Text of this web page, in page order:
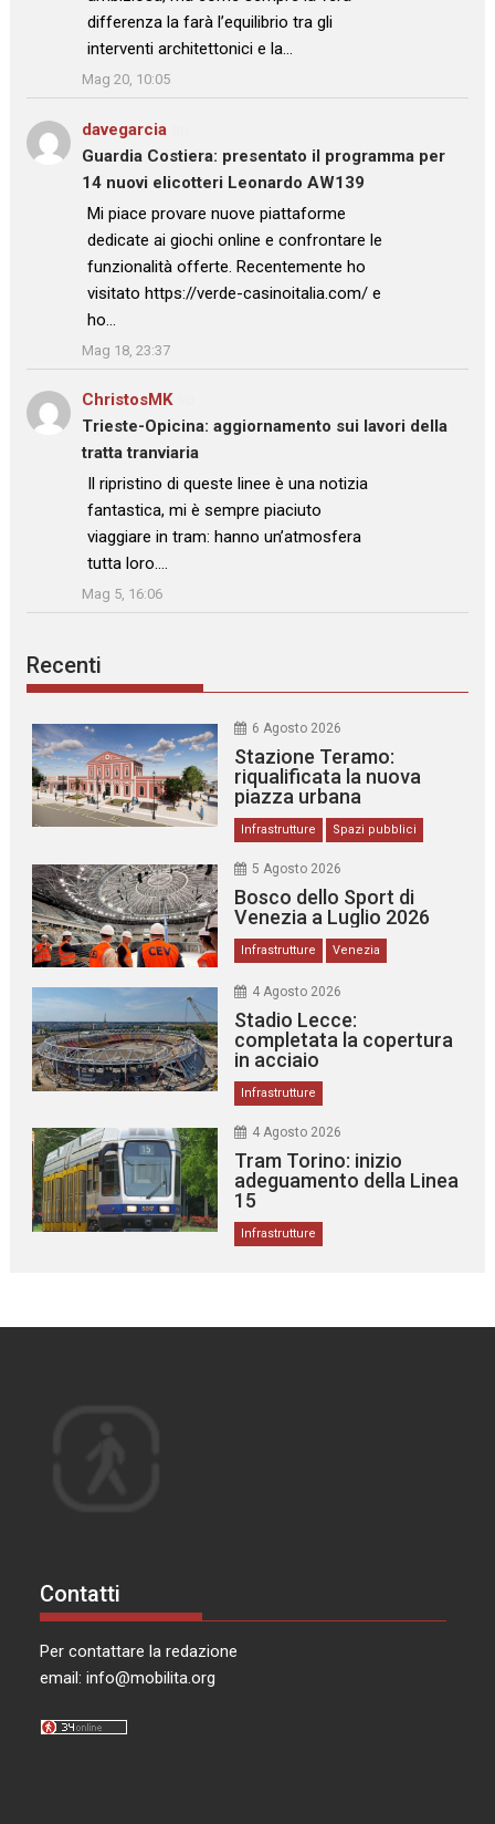
differenza la farà l’equilibrio tra gli
interventi architettonici e la…
”
Mag 20, 10:05
davegarcia
Guardia Costiera: presentato il programma per
14 nuovi elicotteri Leonardo AW139
: “
Mi piace provare nuove piattaforme
dedicate ai giochi online e confrontare le
funzionalità offerte. Recentemente ho
visitato https://verde-casinoitalia.com/ e
ho…
”
Mag 18, 23:37
ChristosMKsu
Trieste-Opicina: aggiornamento sui lavori della
tratta tranviaria
: “
Il ripristino di queste linee è una notizia
fantastica, mi è sempre piaciuto
viaggiare in tram: hanno un’atmosfera
tutta loro.…
”
Mag 5, 16:06
Recenti
6 Agosto 2026
Stazione Teramo:
riqualificata la nuova
piazza urbana
Infrastrutture Spazi pubblici
5 Agosto 2026
Bosco dello Sport di
Venezia a Luglio 2026
Infrastrutture Venezia
4 Agosto 2026
Stadio Lecce:
completata la copertura
in acciaio
Infrastrutture
4 Agosto 2026
Tram Torino: inizio
adeguamento della Linea
15
Infrastrutture
Contatti
Per contattare la redazione
email:info@mobilita.org